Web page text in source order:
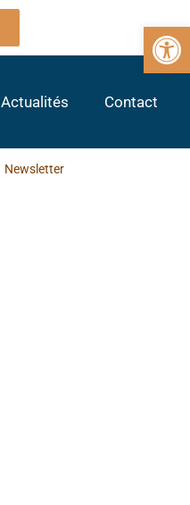
Ouvrir
Actualités Contact
Newsletter